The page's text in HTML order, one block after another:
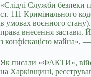
«Слідчі Служби безпеки
ст. 111 Кримінального
в умовах воєнного
права внесення застави.
з конфіскацією майна»,
Як писали «ФАКТИ»,
на Харківщині,